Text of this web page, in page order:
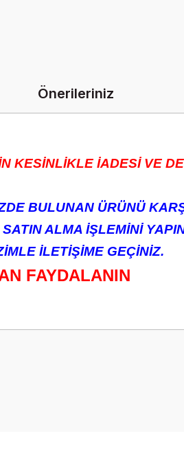
Önerileriniz
KESİNLİKLE İADESİ VE
BULUNAN ÜRÜNÜ
ALMA İŞLEMİNİ
İLETİŞİME GEÇİNİZ.
FAYDALANIN